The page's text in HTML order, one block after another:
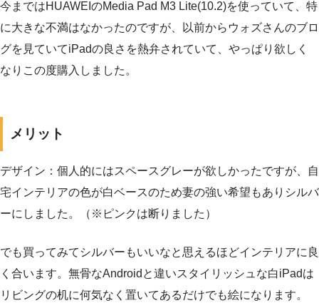
今まではHUAWEIのMedia Pad M3 Lite(10.2)を使っていて、特
に大きな不満はなかったのですが、以前からウォズさんのブロ
グを見ていてiPadの良さを熱弁されていて、やっぱり欲しく
なりこの度購入しました。
メリット
デザイン：個人的にはスペースグレーが欲しかったですが、自
宅インテリアの色が白ベースのため妻の強い希望もありシルバ
ーにしました。（※ピンクは断りました）
でも買ってみてシルバーもいいなと思えるほどインテリアに良
く合います。無骨なAndroidと違いスタイリッシュな白iPadは
リビングの机に何気なく置いてあるだけでも絵になります。